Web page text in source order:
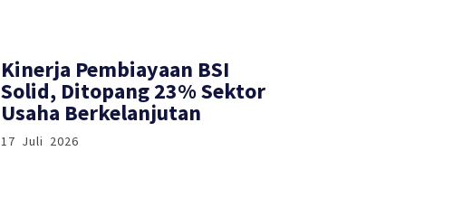
Kinerja Pembiayaan BSI
Solid, Ditopang 23% Sektor
Usaha Berkelanjutan
17 Juli 2026